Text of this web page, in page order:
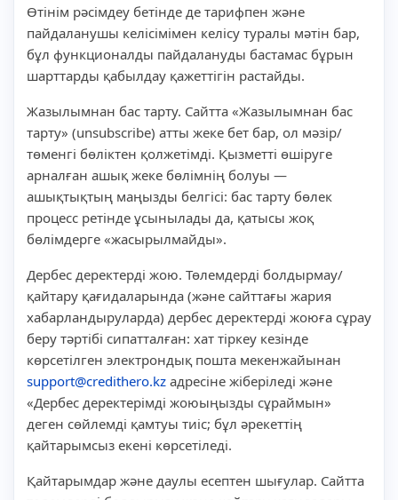
Өтінім рәсімдеу бетінде де тарифпен және
пайдаланушы келісімімен келісу туралы мәтін бар,
бұл функционалды пайдалануды бастамас бұрын
шарттарды қабылдау қажеттігін растайды.
Жазылымнан бас тарту. Сайтта «Жазылымнан бас
тарту» (unsubscribe) атты жеке бет бар, ол мәзір/
төменгі бөліктен қолжетімді. Қызметті өшіруге
арналған ашық жеке бөлімнің болуы —
ашықтықтың маңызды белгісі: бас тарту бөлек
процесс ретінде ұсынылады да, қатысы жоқ
бөлімдерге «жасырылмайды».
Дербес деректерді жою. Төлемдерді болдырмау/
қайтару қағидаларында (және сайттағы жария
хабарландыруларда) дербес деректерді жоюға сұрау
беру тәртібі сипатталған: хат тіркеу кезінде
көрсетілген электрондық пошта мекенжайынан
support@credithero.kz адресіне жіберіледі және
«Дербес деректерімді жоюыңызды сұраймын»
деген сөйлемді қамтуы тиіс; бұл әрекеттің
қайтарымсыз екені көрсетіледі.
Қайтарымдар және даулы есептен шығулар. Сайтта